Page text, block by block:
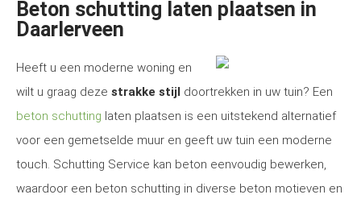
Beton schutting laten plaatsen in
Daarlerveen
Heeft u een moderne woning en
wilt u graag deze strakke stijl doortrekken in uw tuin? Een
beton schutting laten plaatsen is een uitstekend alternatief
voor een gemetselde muur en geeft uw tuin een moderne
touch. Schutting Service kan beton eenvoudig bewerken,
waardoor een beton schutting in diverse beton motieven en